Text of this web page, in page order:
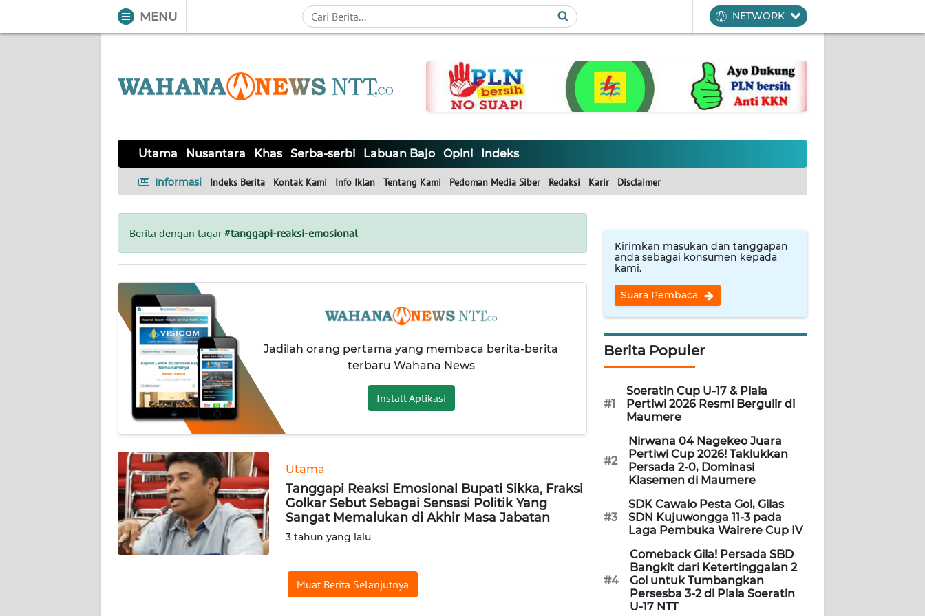
MENU NETWORK
Utama Nusantara Khas Serba-serbi Labuan Bajo Opini Indeks
Informasi Indeks Berita Kontak Kami Info Iklan Tentang Kami Pedoman Media Siber Redaksi Karir Disclaimer
Berita dengan tagar#tanggapi-reaksi-emosional
Jadilah orang pertama yang membaca berita-berita
terbaru Wahana News
Install Aplikasi
Utama
Tanggapi Reaksi Emosional Bupati Sikka, Fraksi
Golkar Sebut Sebagai Sensasi Politik Yang
Sangat Memalukan di Akhir Masa Jabatan
3 tahun yang lalu
Muat Berita Selanjutnya
Kirimkan masukan dan tanggapan
anda sebagai konsumen kepada
kami.
Suara Pembaca
Berita Populer
#1
Soeratin Cup U-17 & Piala
Pertiwi 2026 Resmi Bergulir di
Maumere
#2
Nirwana 04 Nagekeo Juara
Pertiwi Cup 2026! Taklukkan
Persada 2-0, Dominasi
Klasemen di Maumere
#3
SDK Cawalo Pesta Gol, Gilas
SDN Kujuwongga 11-3 pada
Laga Pembuka Wairere Cup IV
#4
Comeback Gila! Persada SBD
Bangkit dari Ketertinggalan 2
Gol untuk Tumbangkan
Persesba 3-2 di Piala Soeratin
U-17 NTT